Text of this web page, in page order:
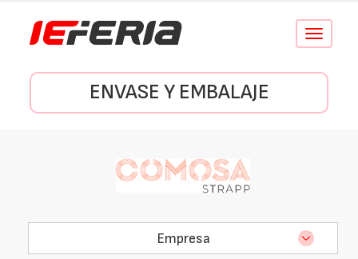
Conmutar
ENVASE Y EMBALAJE
Empresa